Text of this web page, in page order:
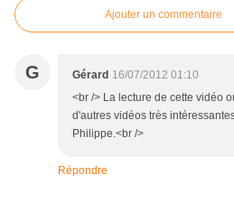
Ajouter un commentaire
G Gérard 16/07/2012 01:10
<br /> La lecture de cette vidéo
d'autres vidéos très
Philippe.<br />
Répondre